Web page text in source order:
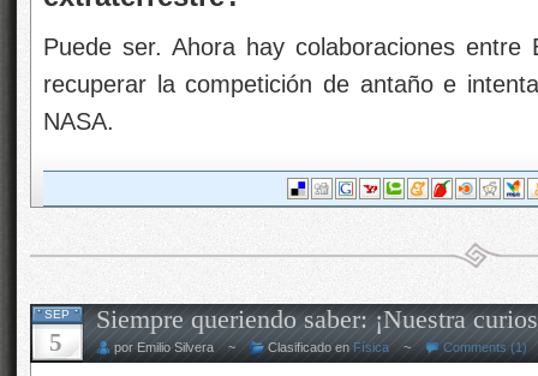
Puede ser. Ahora hay colaboraciones
recuperar la competición de antaño e
NASA.
SEP
5
Siempre queriendo saber: ¡Nuestra
por Emilio Silvera ~ Clasificado en Física~ Comments (1)